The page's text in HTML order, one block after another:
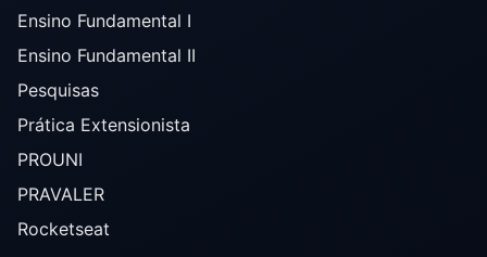
Ensino Fundamental I
Ensino Fundamental II
Pesquisas
Prática Extensionista
PROUNI
PRAVALER
Rocketseat